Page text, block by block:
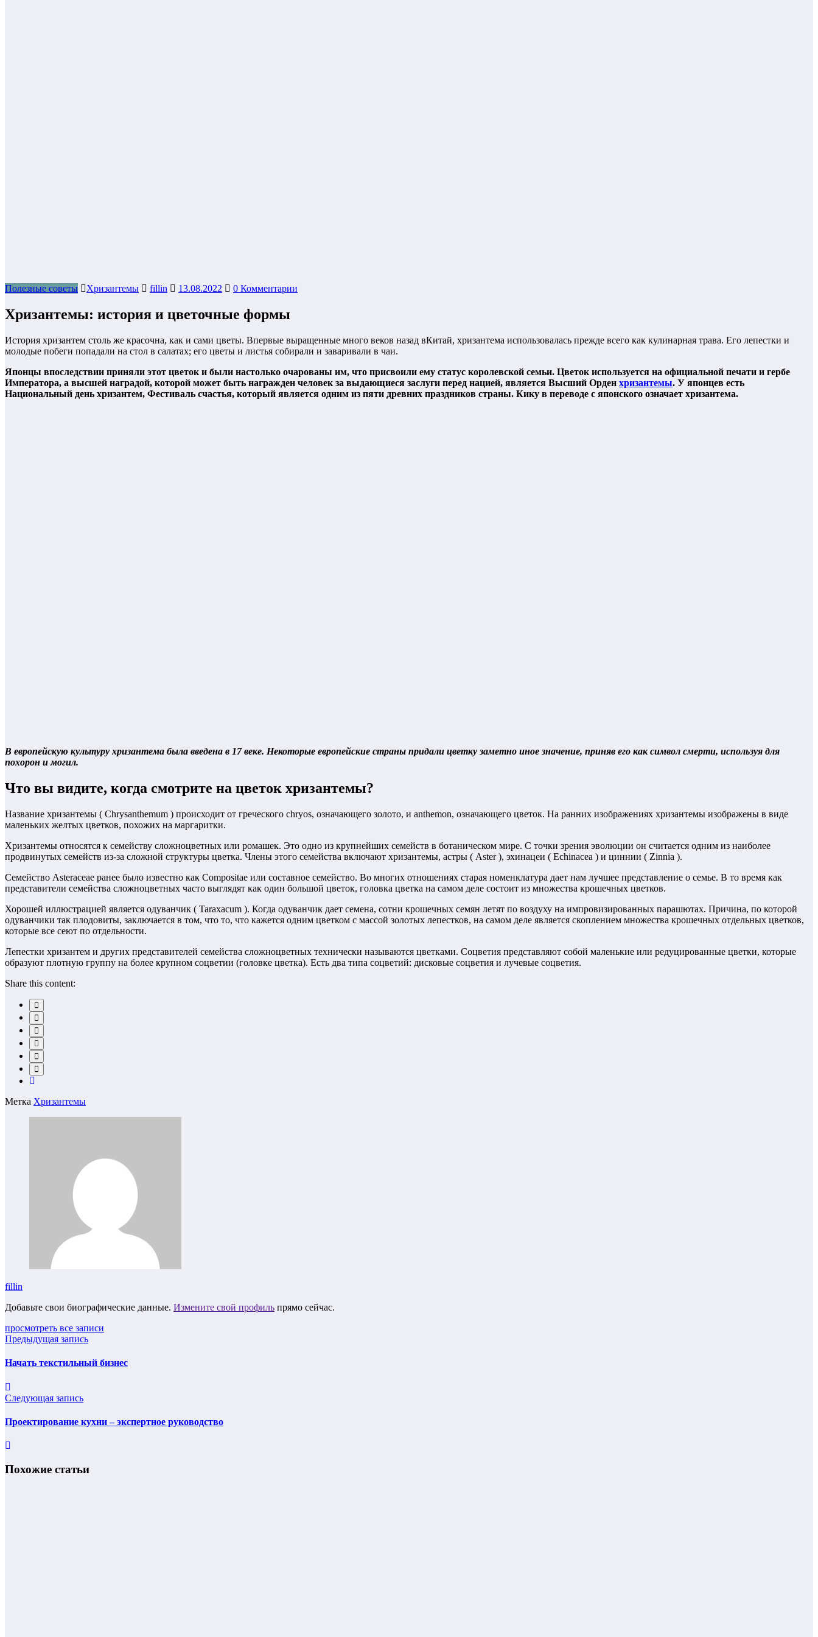
Полезные советы Хризантемы fillin 13.08.2022 0 Комментарии
Хризантемы: история и цветочные формы
История хризантем столь же красочна, как и сами цветы. Впервые выращенные много веков назад вКитай, хризантема использовалась прежде всего как кулинарная трава. Его лепестки и
молодые побеги попадали на стол в салатах; его цветы и листья собирали и заваривали в чаи.
Японцы впоследствии приняли этот цветок и были настолько очарованы им, что присвоили ему статус королевской семьи. Цветок используется на официальной печати и гербе
Императора, а высшей наградой, которой может быть награжден человек за выдающиеся заслуги перед нацией, является Высший Орден хризантемы. У японцев есть
Национальный день хризантем, Фестиваль счастья, который является одним из пяти древних праздников страны. Кику в переводе с японского означает хризантема.
В европейскую культуру хризантема была введена в 17 веке. Некоторые европейские страны придали цветку заметно иное значение, приняв его как символ смерти, используя для
похорон и могил.
Что вы видите, когда смотрите на цветок хризантемы?
Название хризантемы ( Chrysanthemum ) происходит от греческого chryos, означающего золото, и anthemon, означающего цветок. На ранних изображениях хризантемы изображены в виде
маленьких желтых цветков, похожих на маргаритки.
Хризантемы относятся к семейству сложноцветных или ромашек. Это одно из крупнейших семейств в ботаническом мире. С точки зрения эволюции он считается одним из наиболее
продвинутых семейств из-за сложной структуры цветка. Члены этого семейства включают хризантемы, астры ( Aster ), эхинацеи ( Echinacea ) и циннии ( Zinnia ).
Семейство Asteraceae ранее было известно как Compositae или составное семейство. Во многих отношениях старая номенклатура дает нам лучшее представление о семье. В то время как
представители семейства сложноцветных часто выглядят как один большой цветок, головка цветка на самом деле состоит из множества крошечных цветков.
Хорошей иллюстрацией является одуванчик ( Taraxacum ). Когда одуванчик дает семена, сотни крошечных семян летят по воздуху на импровизированных парашютах. Причина, по которой
одуванчики так плодовиты, заключается в том, что то, что кажется одним цветком с массой золотых лепестков, на самом деле является скоплением множества крошечных отдельных цветков,
которые все сеют по отдельности.
Лепестки хризантем и других представителей семейства сложноцветных технически называются цветками. Соцветия представляют собой маленькие или редуцированные цветки, которые
образуют плотную группу на более крупном соцветии (головке цветка). Есть два типа соцветий: дисковые соцветия и лучевые соцветия.
Share this content:
Метка Хризантемы
fillin
Добавьте свои биографические данные. Измените свой профиль прямо сейчас.
просмотреть все записи
Предыдущая запись
Начать текстильный бизнес
Следующая запись
Проектирование кухни – экспертное руководство
Похожие статьи